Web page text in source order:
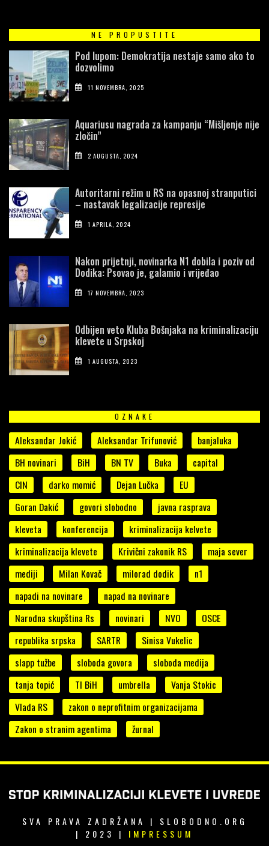
NE PROPUSTITE
Pod lupom: Demokratija nestaje samo ako to
dozvolimo
11 NOVEMBRA, 2025
Aquariusu nagrada za kampanju “Mišljenje nije
zločin”
2 AUGUSTA, 2024
Autoritarni režim u RS na opasnoj stranputici
– nastavak legalizacije represije
1 APRILA, 2024
Nakon prijetnji, novinarka N1 dobila i poziv od
Dodika: Psovao je, galamio i vrijeđao
17 NOVEMBRA, 2023
Odbijen veto Kluba Bošnjaka na kriminalizaciju
klevete u Srpskoj
1 AUGUSTA, 2023
OZNAKE
Aleksandar Jokić Aleksandar Trifunović
banjaluka
BH novinari
BiH BN TV Buka
capital
CIN
darko momić Dejan Lučka
EU
Goran Dakić
govori slobodno
javna rasprava
kleveta
konferencija
kriminalizacija kelvete
kriminalizacija klevete
Krivični zakonik RS
maja sever
mediji
Milan Kovač milorad dodik
n1
napadi na novinare
napad na novinare
Narodna skupština Rs
novinari NVO
OSCE
republika srpska
SARTR
Sinisa Vukelic
slapp tužbe
sloboda govora
sloboda medija
tanja topić
TI BiH umbrella
Vanja Stokic
Vlada RS
zakon o neprofitnim organizacijama
Zakon o stranim agentima
žurnal
SVA PRAVA ZADRŽANA | SLOBODNO.ORG
| 2023 | IMPRESSUM